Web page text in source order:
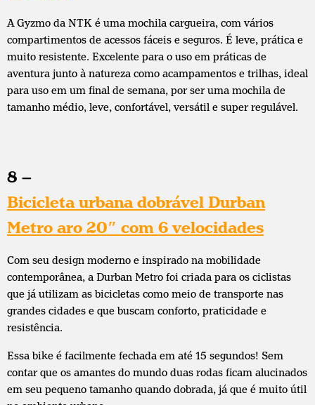
A Gyzmo da NTK é uma mochila cargueira, com vários
compartimentos de acessos fáceis e seguros. É leve, prática e
muito resistente. Excelente para o uso em práticas de
aventura junto à natureza como acampamentos e trilhas, ideal
para uso em um final de semana, por ser uma mochila de
tamanho médio, leve, confortável, versátil e super regulável.
8 –
Bicicleta urbana dobrável Durban
Metro aro 20″ com 6 velocidades
Com seu design moderno e inspirado na mobilidade
contemporânea, a Durban Metro foi criada para os ciclistas
que já utilizam as bicicletas como meio de transporte nas
grandes cidades e que buscam conforto, praticidade e
resistência.
Essa bike é facilmente fechada em até 15 segundos! Sem
contar que os amantes do mundo duas rodas ficam alucinados
em seu pequeno tamanho quando dobrada, já que é muito útil